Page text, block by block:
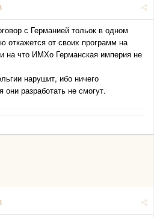
с Германией тольок в одном
откажется от своих программ на
на что ИМХо Германская империя не
нарушит, ибо ничего
они разработать не смогут.